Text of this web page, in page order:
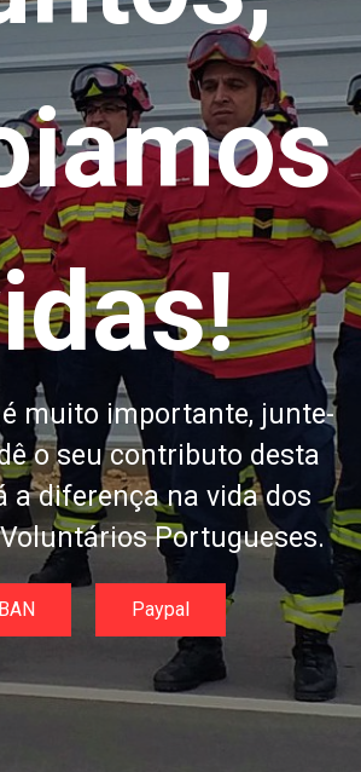
muito importante, junte-
o seu contributo desta
a diferença na vida dos
Portugueses.
Paypal